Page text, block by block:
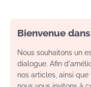
Bienvenue
Nous souhaitons un
dialogue. Afin
nos articles, ainsi